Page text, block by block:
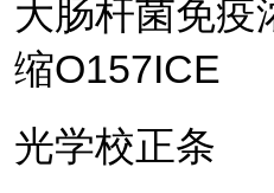
大肠杆菌免疫
缩O157ICE
光学校正条